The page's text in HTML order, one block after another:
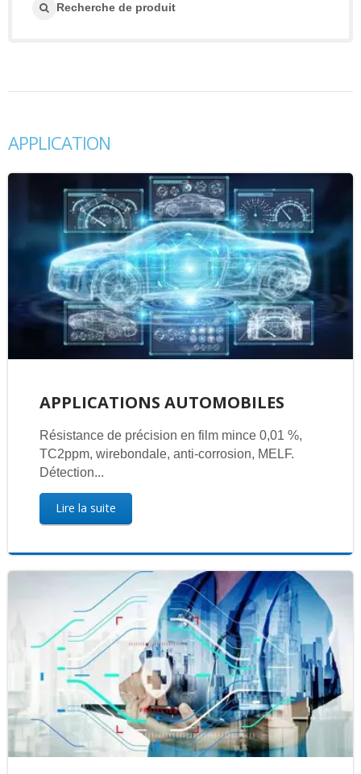
Recherche de produit
APPLICATION
APPLICATIONS AUTOMOBILES
Résistance de précision en film mince 0,01 %,
TC2ppm, wirebondale, anti-corrosion, MELF.
Détection...
Lire la suite